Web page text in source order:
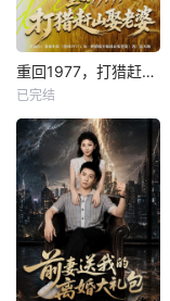
重回1977，打猎赶山娶老婆
已完结